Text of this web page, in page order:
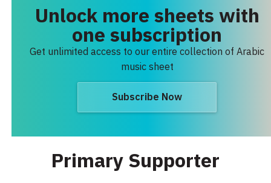
Unlock more sheets with
one subscription
Get unlimited access to our entire collection of Arabic
music sheet
Subscribe Now
Primary Supporter